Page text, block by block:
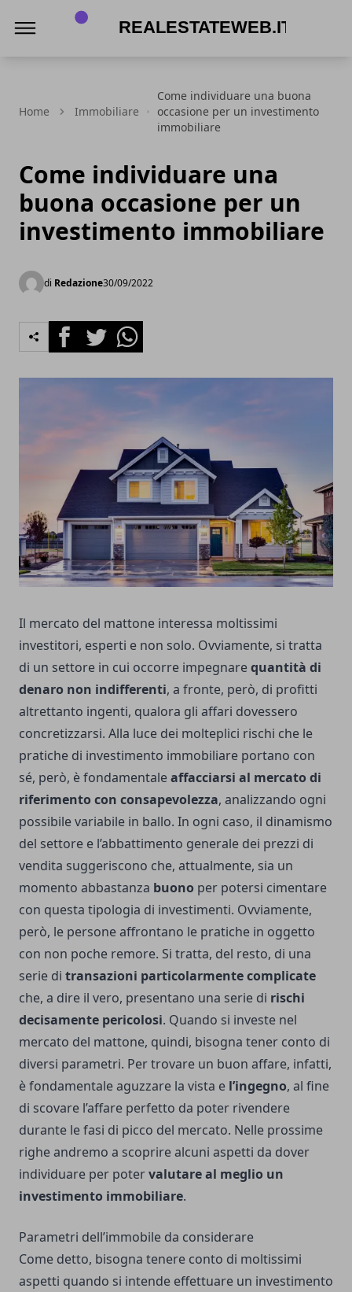
Home Immobiliare
Come individuare una buona
occasione per un investimento
immobiliare
Come individuare una
buona occasione per un
investimento immobiliare
di Redazione30/09/2022
FacebookTwitterWhatsapp
Il mercato del mattone interessa moltissimi
investitori, esperti e non solo. Ovviamente, si tratta
di un settore in cui occorre impegnarequantità di
denaro non indifferenti, a fronte, però, di profitti
altrettanto ingenti, qualora gli affari dovessero
concretizzarsi. Alla luce dei molteplici rischi che le
pratiche di investimento immobiliare portano con
sé, però, è fondamentaleaffacciarsi al mercato di
riferimento con consapevolezza, analizzando ogni
possibile variabile in ballo. In ogni caso, il dinamismo
del settore e l’abbattimento generale dei prezzi di
vendita suggeriscono che, attualmente, sia un
momento abbastanza buono per potersi cimentare
con questa tipologia di investimenti. Ovviamente,
però, le persone affrontano le pratiche in oggetto
con non poche remore. Si tratta, del resto, di una
serie di transazioni particolarmente complicate
che, a dire il vero, presentano una serie di rischi
decisamente pericolosi. Quando si investe nel
mercato del mattone, quindi, bisogna tener conto di
diversi parametri. Per trovare un buon affare, infatti,
è fondamentale aguzzare la vista e l’ingegno, al fine
di scovare l’affare perfetto da poter rivendere
durante le fasi di picco del mercato. Nelle prossime
righe andremo a scoprire alcuni aspetti da dover
individuare per potervalutare al meglio un
investimento immobiliare.
Parametri dell’immobile da considerare
Come detto, bisogna tenere conto di moltissimi
aspetti quando si intende effettuare un investimento